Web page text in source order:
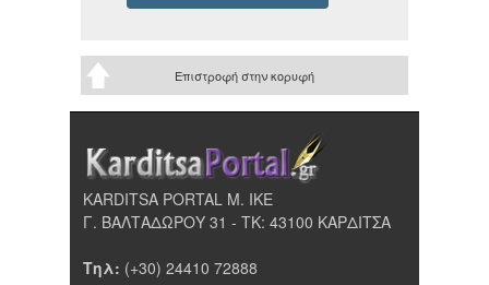
Επιστροφή στην κορυφή
KARDITSA PORTAL Μ. ΙΚΕ
Γ. ΒΑΛΤΑΔΩΡΟΥ 31 - ΤΚ: 43100 ΚΑΡΔΙΤΣΑ
Τηλ: (+30) 24410 72888